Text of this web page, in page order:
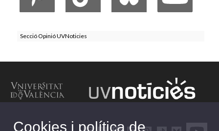
Secció Opinió UVNoticies
Cookies i política de